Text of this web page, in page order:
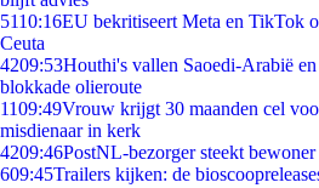
5110:16EU bekritiseert Meta en TikTok
Ceuta
4209:53Houthi's vallen Saoedi-Arabië en
blokkade olieroute
1109:49Vrouw krijgt 30 maanden cel
misdienaar in kerk
4209:46PostNL-bezorger steekt
609:45Trailers kijken: de